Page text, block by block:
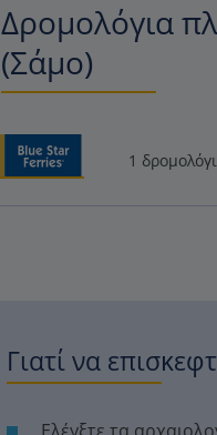
Δρομολόγια
(Σάμο)
1
Γιατί να